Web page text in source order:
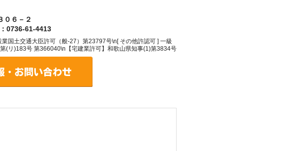
０６－２
0736-61-4413
国土交通大臣許可（般-27）第23797号\n[ その他許認可 ] 一級
(リ)183号 第366040\n【宅建業許可】和歌山県知事(1)第3834号